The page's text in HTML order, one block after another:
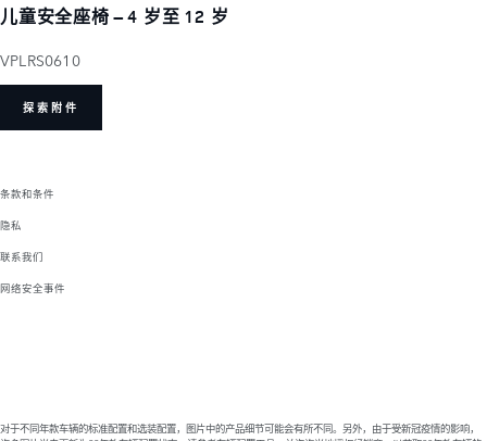
儿童安全座椅 – 4 岁至 12 岁
VPLRS0610
探索附件
条款和条件
隐私
联系我们
网络安全事件
对于不同年款车辆的标准配置和选装配置，图片中的产品细节可能会有所不同。另外，由于受新冠疫情的影响，